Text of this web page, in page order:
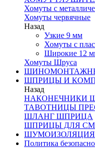
Хомуты с
Хомуты червячные
Назад
Узкие 9 мм
Хомуты с
Широкие 12
Хомуты Шруса
ШПРИЦЫ И
Назад
НАКОНЕЧНИКИ
ТАВОТНИЦЫ
ШЛАНГ ШПРИЦА
ШПРИЦЫ ДЛЯ
ШУМОИЗОЛЯЦИЯ
Политика